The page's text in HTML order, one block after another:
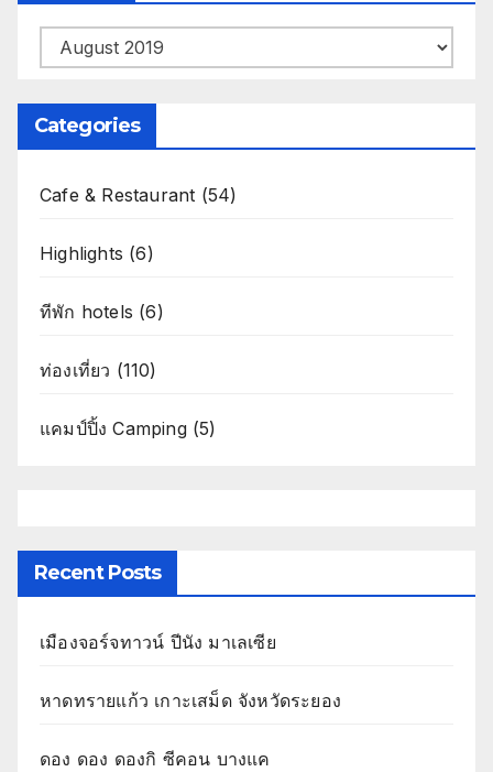
Archives
Categories
Cafe & Restaurant (54)
Highlights (6)
ทีพัก hotels (6)
ท่องเที่ยว (110)
แคมป์ปิ้ง Camping(5)
Recent Posts
เมืองจอร์จทาวน์ ปีนัง มาเลเซีย
หาดทรายแก้ว เกาะเสม็ด จังหวัดระยอง
ดอง ดอง ดองกิ ซีคอน บางแค